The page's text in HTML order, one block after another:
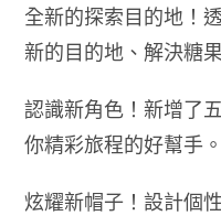
全新的探索目的地！
新的目的地、解決糖
認識新角色！新增了
你精彩旅程的好幫手。
炫耀新帽子！設計個